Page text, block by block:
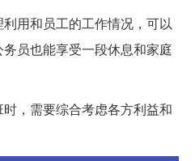
用和员工的工作情况，可以
员也能享受一段休息和家庭
，需要综合考虑各方利益和